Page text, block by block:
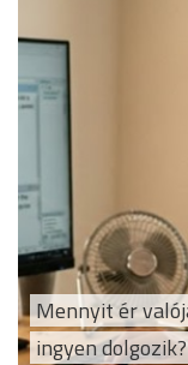
Mennyit ér
ingyen dolgozik?